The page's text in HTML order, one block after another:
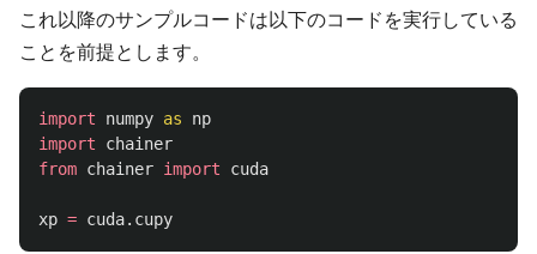
これ以降のサンプルコードは以下のコードを実行している
ことを前提とします。
import numpy as
np
import
chainer
from chainer import cuda
xp = cuda. cupy